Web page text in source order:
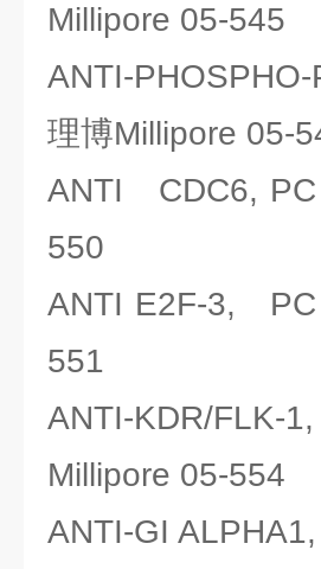
Millipore 05-545
ANTI-
理博Millipore 05-
ANTI CDC6, PC
550
ANTI E2F-3, PC
551
ANTI-KDR/
Millipore 05-554
ANTI-GI